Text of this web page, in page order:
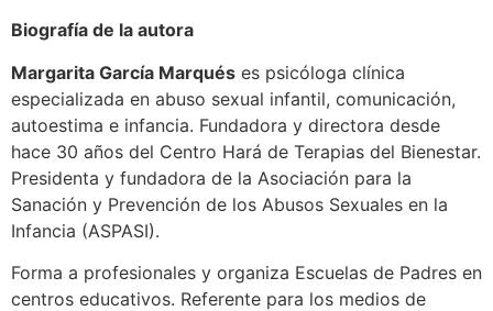
Biografía de la autora
Margarita García Marqués es psicóloga clínica
especializada en abuso sexual infantil, comunicación,
autoestima e infancia. Fundadora y directora desde
hace 30 años del Centro Hará de Terapias del Bienestar.
Presidenta y fundadora de la Asociación para la
Sanación y Prevención de los Abusos Sexuales en la
Infancia (ASPASI).
Forma a profesionales y organiza Escuelas de Padres en
centros educativos. Referente para los medios de